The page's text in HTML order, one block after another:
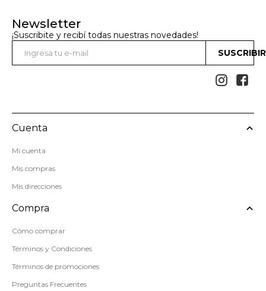
Newsletter
¡Suscribite y recibí todas nuestras novedades!
 
Cuenta
Mi cuenta
Mis compras
Mis direcciones
Compra
Cómo comprar
Términos y Condiciones
Términos de promociones
Preguntas Frecuentes